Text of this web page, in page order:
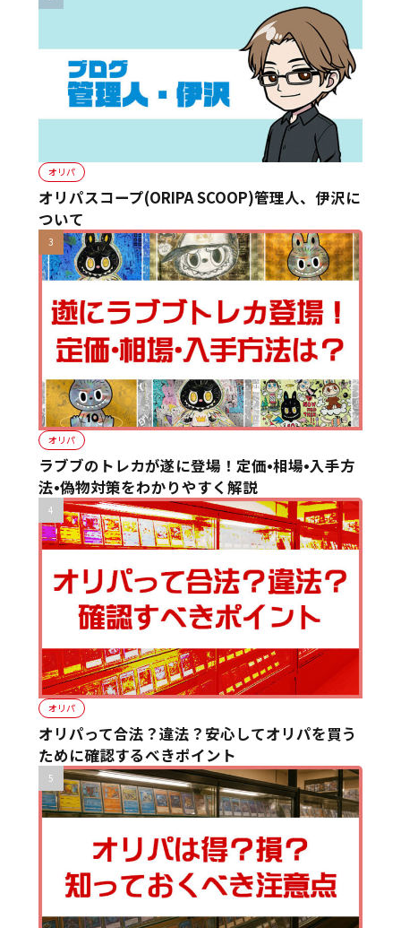
オリパ
オリパスコープ(ORIPA SCOOP)管理人、伊沢に
ついて
オリパ
ラブブのトレカが遂に登場！定価•相場•入手方
法•偽物対策をわかりやすく解説
オリパ
オリパって合法？違法？安心してオリパを買う
ために確認するべきポイント